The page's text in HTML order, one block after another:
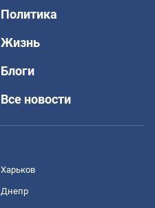
Политика
Жизнь
Блоги
Все новости
Харьков
Днепр